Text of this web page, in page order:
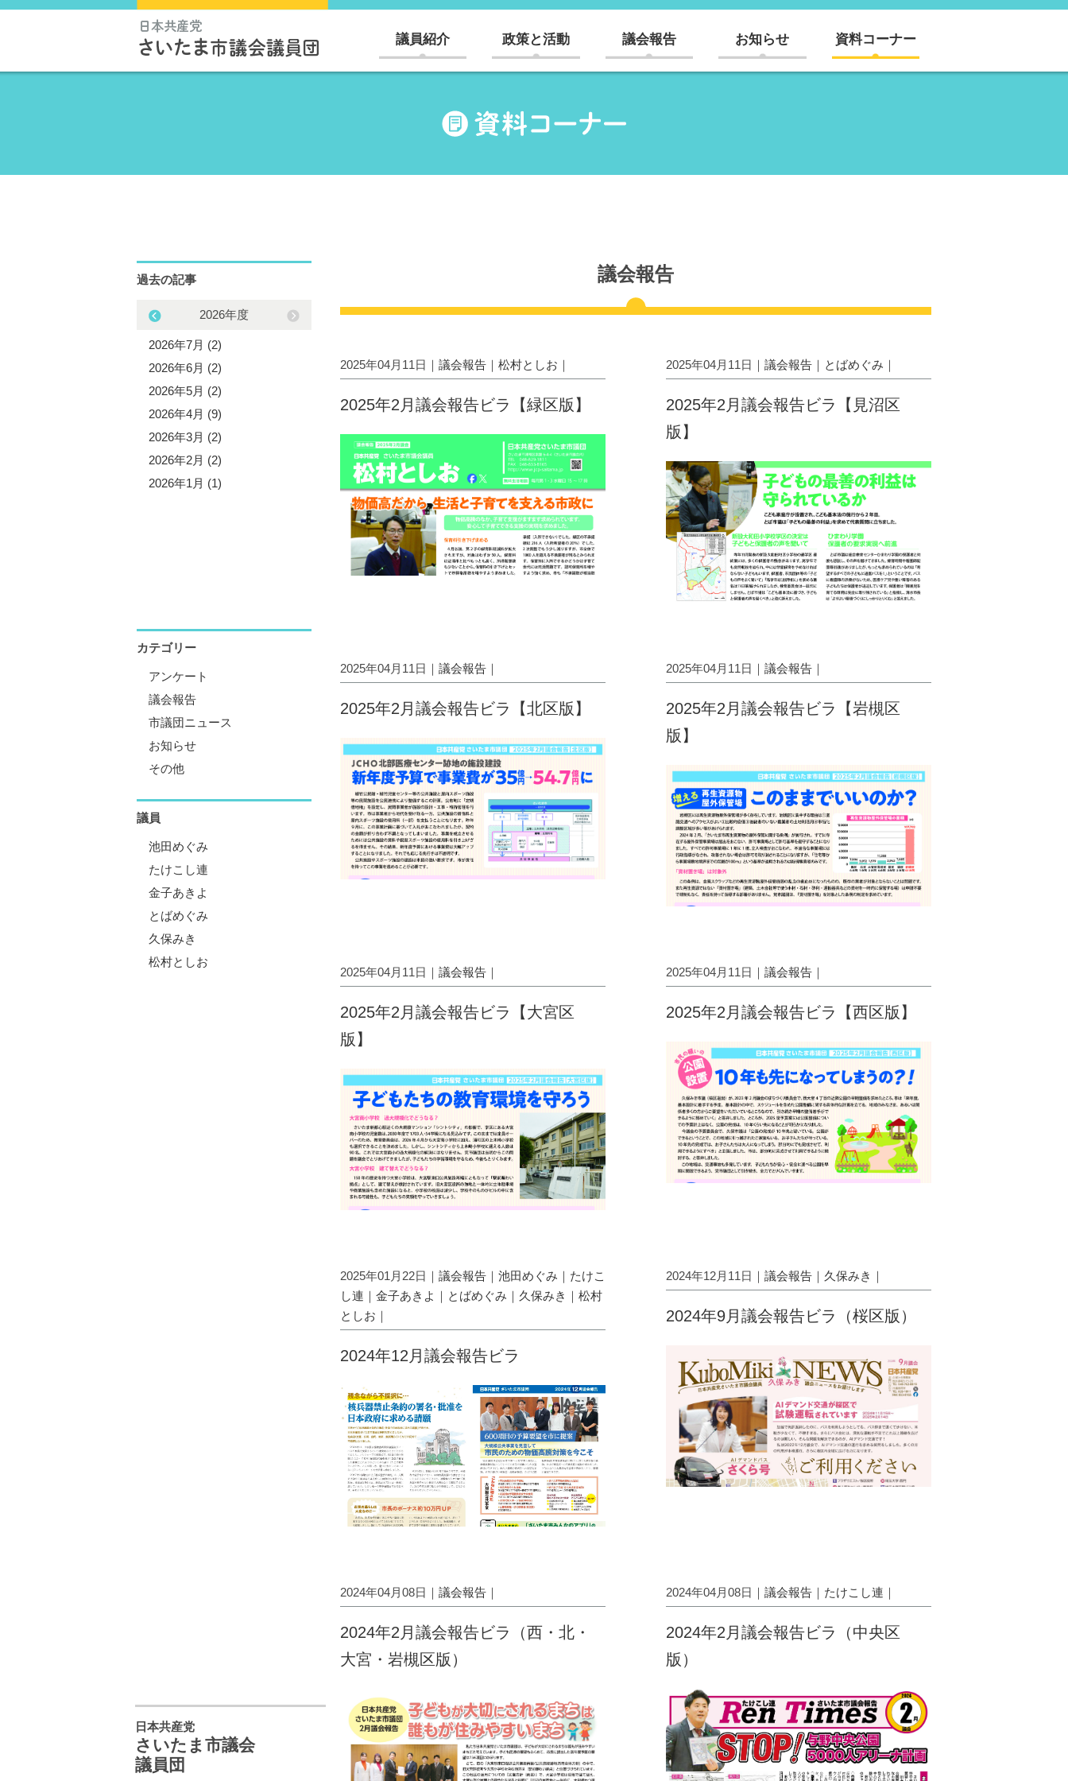
議員紹介 政策と活動 議会報告 お知らせ 資料コーナー
議会報告
2025年04月11日｜ 議会報告 ｜ 松村としお ｜
2025年2月議会報告ビラ【緑区版】
2025年04月11日｜ 議会報告 ｜ とばめぐみ ｜
2025年2月議会報告ビラ【見沼区
版】
2025年04月11日｜ 議会報告 ｜
2025年2月議会報告ビラ【北区版】
2025年04月11日｜ 議会報告 ｜
2025年2月議会報告ビラ【岩槻区
版】
2025年04月11日｜ 議会報告 ｜
2025年2月議会報告ビラ【大宮区
版】
2025年04月11日｜ 議会報告 ｜
2025年2月議会報告ビラ【西区版】
2025年01月22日｜ 議会報告 ｜ 池田めぐみ ｜ たけこ
し連 ｜ 金子あきよ ｜ とばめぐみ ｜ 久保みき ｜ 松村
としお ｜
2024年12月議会報告ビラ
2024年12月11日｜ 議会報告 ｜ 久保みき ｜
2024年9月議会報告ビラ（桜区版）
2024年04月08日｜ 議会報告 ｜
2024年2月議会報告ビラ（西・北・
大宮・岩槻区版）
2024年04月08日｜ 議会報告 ｜ たけこし連 ｜
2024年2月議会報告ビラ（中央区
版）
過去の記事
2026年度
2026年7月 (2)
2026年6月 (2)
2026年5月 (2)
2026年4月 (9)
2026年3月 (2)
2026年2月 (2)
2026年1月 (1)
カテゴリー
アンケート
議会報告
市議団ニュース
お知らせ
その他
議員
池田めぐみ
たけこし連
金子あきよ
とばめぐみ
久保みき
松村としお
日本共産党
さいたま市議会
議員団